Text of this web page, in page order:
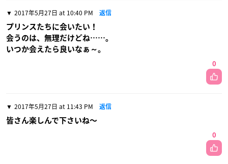
2017年5月27日 at 10:40 PM 返信
プリンスたちに会いたい！
会うのは、無理だけどね……。
いつか会えたら良いなぁ～。
0
2017年5月27日 at 11:43 PM 返信
皆さん楽しんで下さいね〜
0